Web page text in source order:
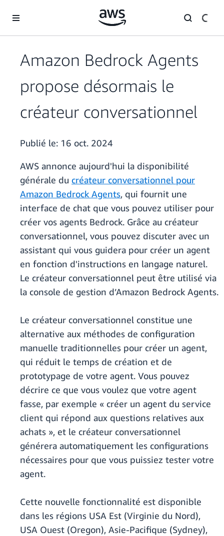
Amazon Bedrock Agents
propose désormais le
créateur conversationnel
Publié le: 16 oct. 2024
AWS annonce aujourd'hui la disponibilité
générale du créateur conversationnel pour
Amazon Bedrock Agents, qui fournit une
interface de chat que vous pouvez utiliser pour
créer vos agents Bedrock. Grâce au créateur
conversationnel, vous pouvez discuter avec un
assistant qui vous guidera pour créer un agent
en fonction d'instructions en langage naturel.
Le créateur conversationnel peut être utilisé via
la console de gestion d’Amazon Bedrock Agents.
Le créateur conversationnel constitue une
alternative aux méthodes de configuration
manuelle traditionnelles pour créer un agent,
qui réduit le temps de création et de
prototypage de votre agent. Vous pouvez
décrire ce que vous voulez que votre agent
fasse, par exemple « créer un agent du service
client qui répond aux questions relatives aux
achats », et le créateur conversationnel
générera automatiquement les configurations
nécessaires pour que vous puissiez tester votre
agent.
Cette nouvelle fonctionnalité est disponible
dans les régions USA Est (Virginie du Nord),
USA Ouest (Oregon), Asie-Pacifique (Sydney),